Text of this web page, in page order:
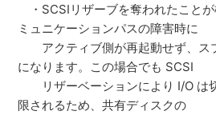
・SCSIリザーブを奪われたこと
ミュニケーションパスの障害時に
アクティブ側が再起動せず、ス
になります。この場合でも SCSI
リザーベーションにより I/O は
限されるため、共有ディスクの